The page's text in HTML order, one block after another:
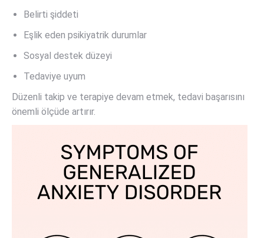
Belirti şiddeti
Eşlik eden psikiyatrik durumlar
Sosyal destek düzeyi
Tedaviye uyum
Düzenli takip ve terapiye devam etmek, tedavi başarısını
önemli ölçüde artırır.